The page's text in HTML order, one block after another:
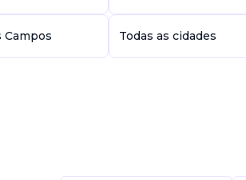
Campos Todas as cidades